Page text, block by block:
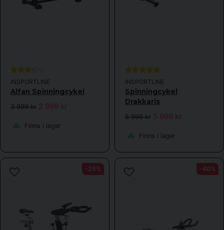
INSPORTLINE
Alfan Spinningcykel
3 999 kr 2 999 kr
Finns i lager
INSPORTLINE
Spinningcykel
Drakkaris
8 999 kr 5 999 kr
Finns i lager
-25% -40%